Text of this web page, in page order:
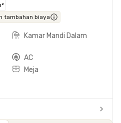
tambahan biaya
Kamar Mandi Dalam
AC
Meja